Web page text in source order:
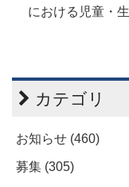
における児童・
カテゴリ
お知らせ (460)
募集 (305)